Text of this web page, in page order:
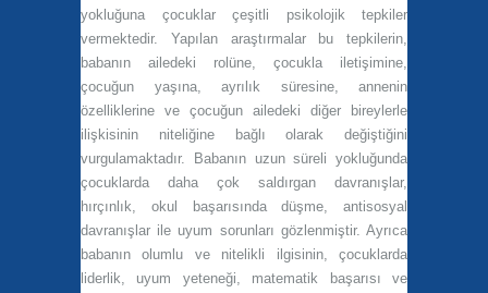
yokluğuna çocuklar çeşitli psikolojik tepkiler
vermektedir. Yapılan araştırmalar bu tepkilerin,
babanın ailedeki rolüne, çocukla iletişimine,
çocuğun yaşına, ayrılık süresine, annenin
özelliklerine ve çocuğun ailedeki diğer bireylerle
ilişkisinin niteliğine bağlı olarak değiştiğini
vurgulamaktadır. Babanın uzun süreli yokluğunda
çocuklarda daha çok saldırgan davranışlar,
hırçınlık, okul başarısında düşme, antisosyal
davranışlar ile uyum sorunları gözlenmiştir. Ayrıca
babanın olumlu ve nitelikli ilgisinin, çocuklarda
liderlik, uyum yeteneği, matematik başarısı ve